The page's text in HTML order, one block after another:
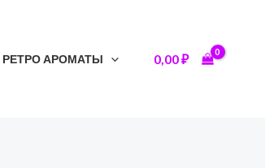
РЕТРО АРОМАТЫ 0,00₽